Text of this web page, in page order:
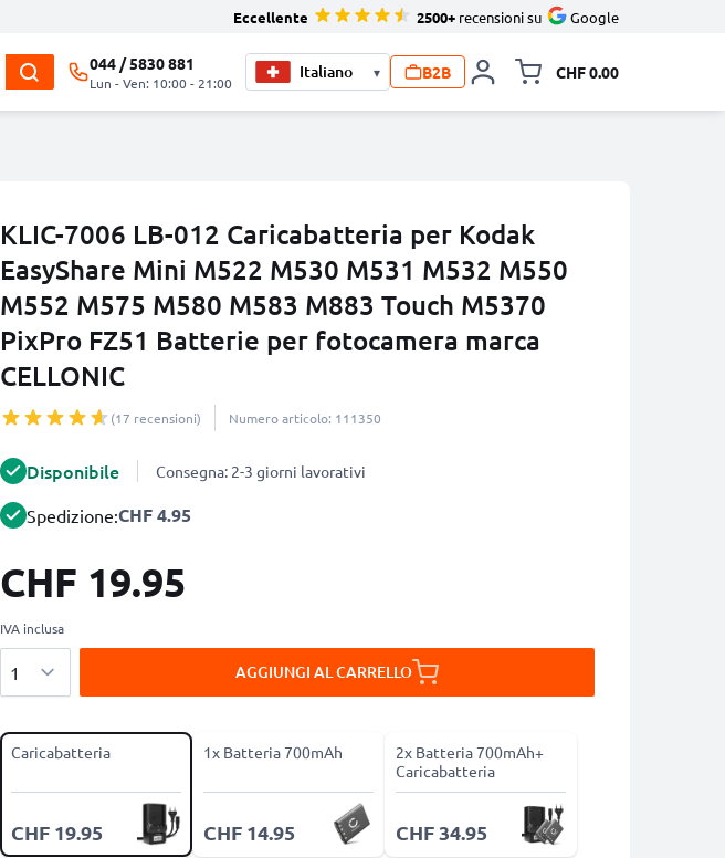
Eccellente 2500+ recensioni su Google
044 / 5830 881
Lun - Ven: 10:00 - 21:00
▾ B2B CHF 0.00
KLIC-7006 LB-012 Caricabatteria per Kodak
EasyShare Mini M522 M530 M531 M532 M550
M552 M575 M580 M583 M883 Touch M5370
PixPro FZ51 Batterie per fotocamera marca
CELLONIC
(17 recensioni) Numero articolo: 111350
Disponibile Consegna: 2-3 giorni lavorativi
Spedizione:CHF 4.95
CHF 19.95
IVA inclusa
AGGIUNGI AL CARRELLO
Caricabatteria
CHF 19.95
1x Batteria 700mAh
CHF 14.95
2x Batteria 700mAh+
Caricabatteria
CHF 34.95